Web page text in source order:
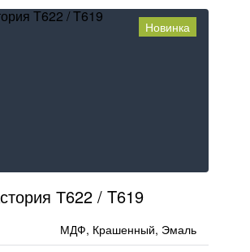
Новинка
Т622 / T619
МДФ, Крашенный, Эмаль